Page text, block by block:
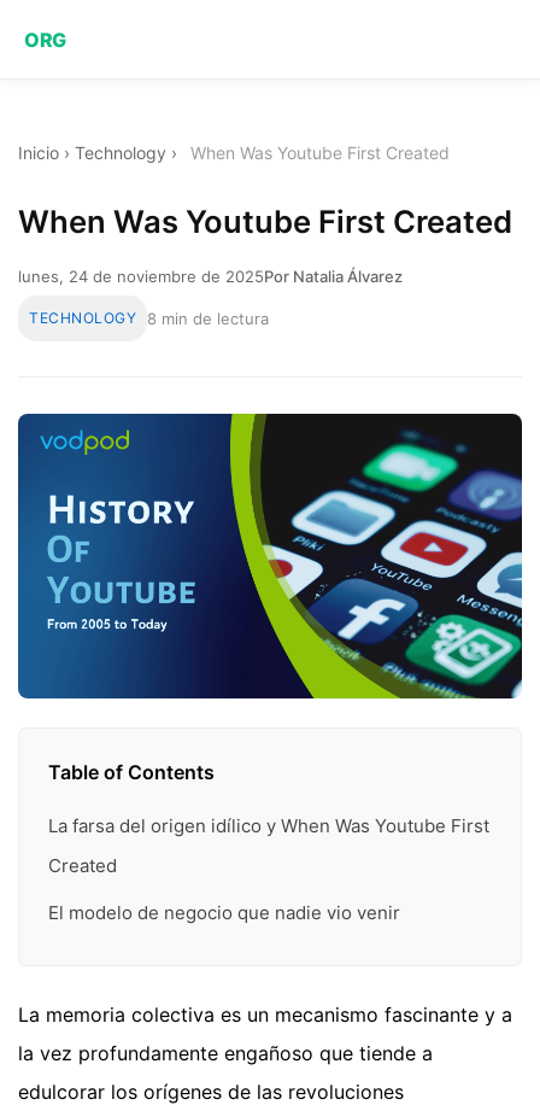
ORG
Inicio › Technology › When Was Youtube First Created
When Was Youtube First Created
lunes, 24 de noviembre de 2025Por Natalia Álvarez
TECHNOLOGY 8 min de lectura
Table of Contents
La farsa del origen idílico y When Was Youtube First
Created
El modelo de negocio que nadie vio venir
La memoria colectiva es un mecanismo fascinante y a
la vez profundamente engañoso que tiende a
edulcorar los orígenes de las revoluciones